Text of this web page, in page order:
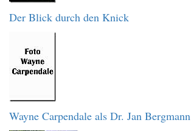
Der Blick durch den Knick
Wayne Carpendale als Dr. Jan Bergmann